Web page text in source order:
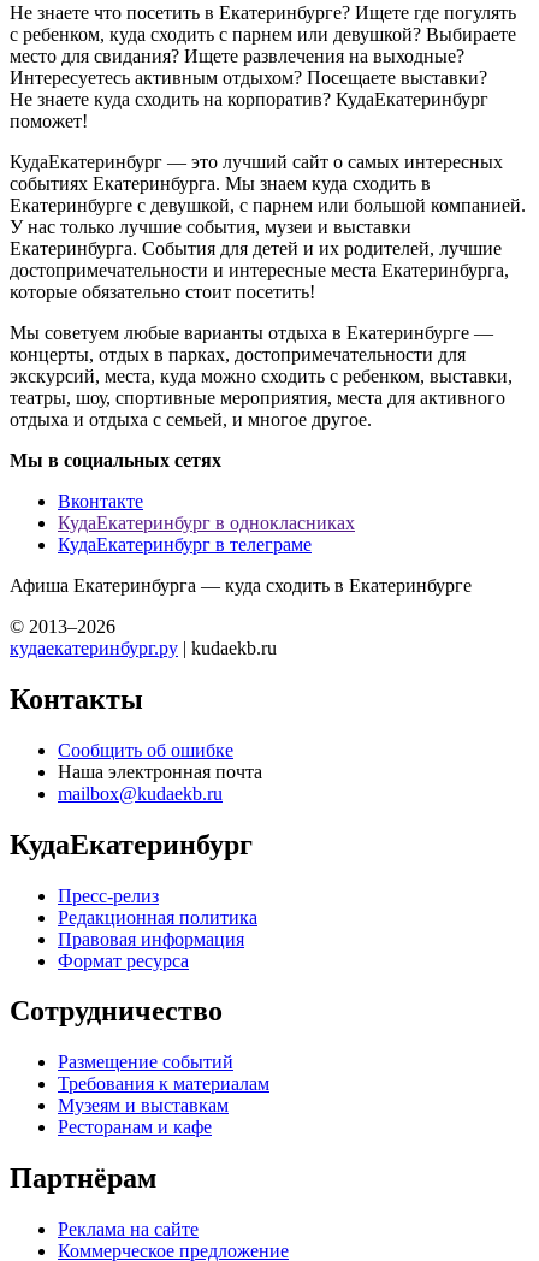
Не знаете что посетить в Екатеринбурге? Ищете где погулять
с ребенком, куда сходить с парнем или девушкой? Выбираете
место для свидания? Ищете развлечения на выходные?
Интересуетесь активным отдыхом? Посещаете выставки?
Не знаете куда сходить на корпоратив? КудаЕкатеринбург
поможет!
КудаЕкатеринбург — это лучший сайт о самых интересных
событиях Екатеринбурга. Мы знаем куда сходить в
Екатеринбурге с девушкой, с парнем или большой компанией.
У нас только лучшие события, музеи и выставки
Екатеринбурга. События для детей и их родителей, лучшие
достопримечательности и интересные места Екатеринбурга,
которые обязательно стоит посетить!
Мы советуем любые варианты отдыха в Екатеринбурге —
концерты, отдых в парках, достопримечательности для
экскурсий, места, куда можно сходить с ребенком, выставки,
театры, шоу, спортивные мероприятия, места для активного
отдыха и отдыха с семьей, и многое другое.
Мы в социальных сетях
Вконтакте
КудаЕкатеринбург в однокласниках
КудаЕкатеринбург в телеграме
Афиша Екатеринбурга — куда сходить в Екатеринбурге
© 2013–2026
кудаекатеринбург.ру | kudaekb.ru
Контакты
Сообщить об ошибке
Наша электронная почта
mailbox@kudaekb.ru
КудаЕкатеринбург
Пресс-релиз
Редакционная политика
Правовая информация
Формат ресурса
Сотрудничество
Размещение событий
Требования к материалам
Музеям и выставкам
Ресторанам и кафе
Партнёрам
Реклама на сайте
Коммерческое предложение